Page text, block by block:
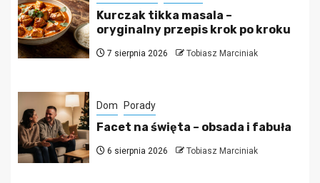
Kurczak tikka masala –
oryginalny przepis krok po kroku
7 sierpnia 2026 Tobiasz Marciniak
Dom Porady
Facet na święta – obsada i fabuła
6 sierpnia 2026 Tobiasz Marciniak